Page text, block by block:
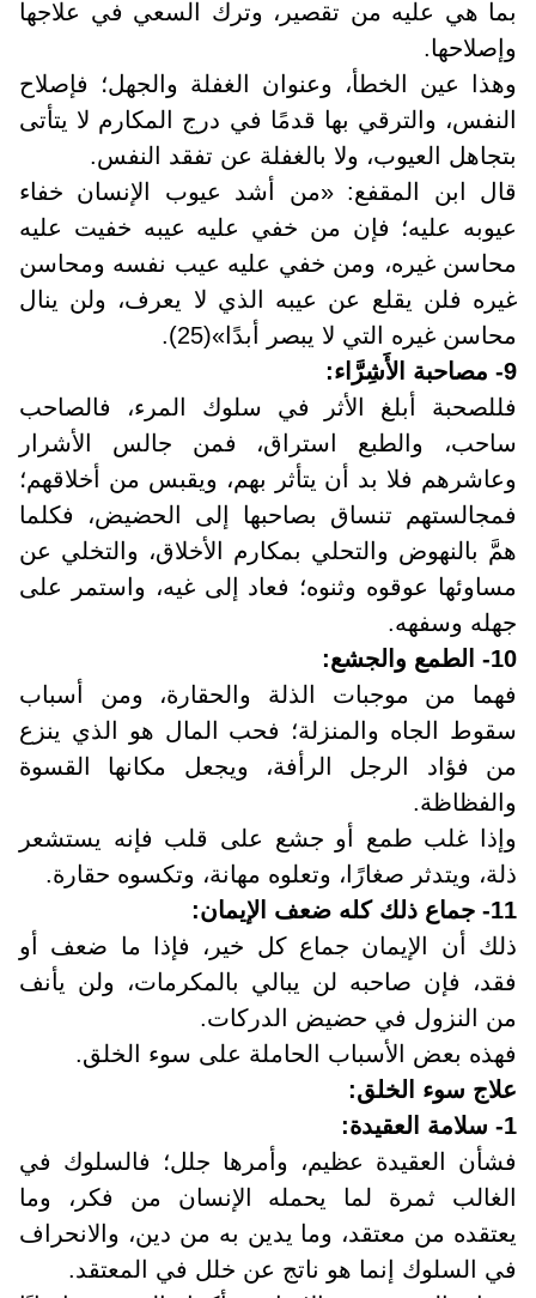
بما هي عليه من تقصير، وترك السعي في علاجها
وإصلاحها.
وهذا عين الخطأ، وعنوان الغفلة والجهل؛ فإصلاح
النفس، والترقي بها قدمًا في درج المكارم لا يتأتى
بتجاهل العيوب، ولا بالغفلة عن تفقد النفس.
قال ابن المقفع: «من أشد عيوب الإنسان خفاء
عيوبه عليه؛ فإن من خفي عليه عيبه خفيت عليه
محاسن غيره، ومن خفي عليه عيب نفسه ومحاسن
غيره فلن يقلع عن عيبه الذي لا يعرف، ولن ينال
محاسن غيره التي لا يبصر أبدًا»(25).
9- مصاحبة الأَشِرَّاء:
فللصحبة أبلغ الأثر في سلوك المرء، فالصاحب
ساحب، والطبع استراق، فمن جالس الأشرار
وعاشرهم فلا بد أن يتأثر بهم، ويقبس من أخلاقهم؛
فمجالستهم تنساق بصاحبها إلى الحضيض، فكلما
همَّ بالنهوض والتحلي بمكارم الأخلاق، والتخلي عن
مساوئها عوقوه وثنوه؛ فعاد إلى غيه، واستمر على
جهله وسفهه.
10- الطمع والجشع
:
فهما من موجبات الذلة والحقارة، ومن أسباب
سقوط الجاه والمنزلة؛ فحب المال هو الذي ينزع
من فؤاد الرجل الرأفة، ويجعل مكانها القسوة
والفظاظة.
وإذا غلب طمع أو جشع على قلب فإنه يستشعر
ذلة، ويتدثر صغارًا، وتعلوه مهانة، وتكسوه حقارة.
11- جماع ذلك كله ضعف الإيمان
:
ذلك أن الإيمان جماع كل خير، فإذا ما ضعف أو
فقد، فإن صاحبه لن يبالي بالمكرمات، ولن يأنف
من النزول في حضيض الدركات.
فهذه بعض الأسباب الحاملة على سوء الخلق.
علاج سوء الخلق:
1- سلامة العقيدة
:
فشأن العقيدة عظيم، وأمرها جلل؛ فالسلوك في
الغالب ثمرة لما يحمله الإنسان من فكر، وما
يعتقده من معتقد، وما يدين به من دين، والانحراف
في السلوك إنما هو ناتج عن خلل في المعتقد.